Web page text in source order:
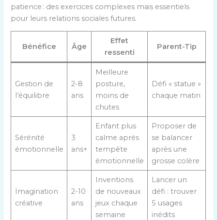
patience : des exercices complexes mais essentiels
pour leurs relations sociales futures.
Bénéfice Âge
Effet
ressenti
Parent-Tip
Gestion de
l’équilibre
2-8
ans
Meilleure
posture,
moins de
chutes
Défi « statue »
chaque matin
Sérénité
émotionnelle
3
ans+
Enfant plus
calme après
tempête
émotionnelle
Proposer de
se balancer
après une
grosse colère
Imagination
créative
2-10
ans
Inventions
de nouveaux
jeux chaque
semaine
Lancer un
défi : trouver
5 usages
inédits